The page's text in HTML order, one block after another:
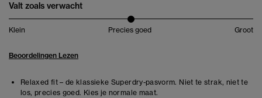
Valt zoals verwacht
Klein Precies goed Groot
Beoordelingen Lezen
Relaxed fit – de klassieke Superdry-pasvorm. Niet te strak, niet te
los, precies goed. Kies je normale maat.